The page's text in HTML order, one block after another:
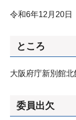
令和6年12月20日
ところ
大阪府庁新別館
委員出欠